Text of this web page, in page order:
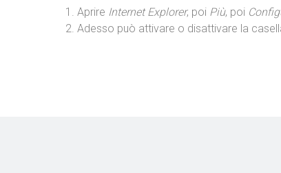
Aprire Internet Explorer, poi Più, poi
Adesso può attivare o disattivare la